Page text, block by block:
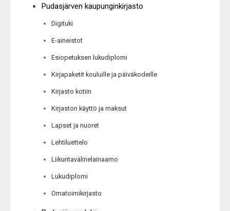
Pudasjärven kaupunginkirjasto
Digituki
E-aineistot
Esiopetuksen lukudiplomi
Kirjapaketit kouluille ja päiväkodeille
Kirjasto kotiin
Kirjaston käyttö ja maksut
Lapset ja nuoret
Lehtiluettelo
Liikuntavälinelainaamo
Lukudiplomi
Omatoimikirjasto